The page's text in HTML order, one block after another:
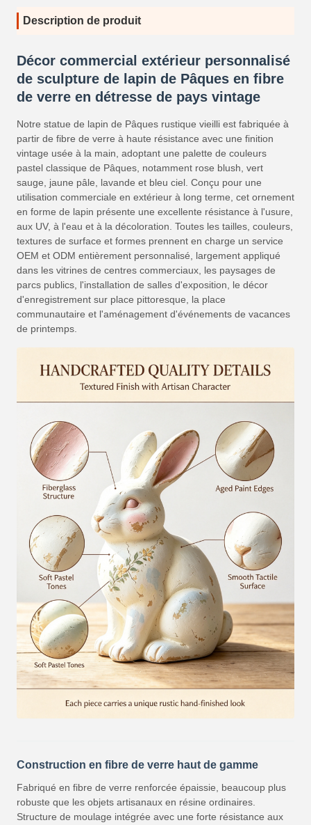
Description de produit
Décor commercial extérieur personnalisé
de sculpture de lapin de Pâques en fibre
de verre en détresse de pays vintage
Notre statue de lapin de Pâques rustique vieilli est fabriquée à
partir de fibre de verre à haute résistance avec une finition
vintage usée à la main, adoptant une palette de couleurs
pastel classique de Pâques, notamment rose blush, vert
sauge, jaune pâle, lavande et bleu ciel. Conçu pour une
utilisation commerciale en extérieur à long terme, cet ornement
en forme de lapin présente une excellente résistance à l'usure,
aux UV, à l'eau et à la décoloration. Toutes les tailles, couleurs,
textures de surface et formes prennent en charge un service
OEM et ODM entièrement personnalisé, largement appliqué
dans les vitrines de centres commerciaux, les paysages de
parcs publics, l'installation de salles d'exposition, le décor
d'enregistrement sur place pittoresque, la place
communautaire et l'aménagement d'événements de vacances
de printemps.
Construction en fibre de verre haut de gamme
Fabriqué en fibre de verre renforcée épaissie, beaucoup plus
robuste que les objets artisanaux en résine ordinaires.
Structure de moulage intégrée avec une forte résistance aux